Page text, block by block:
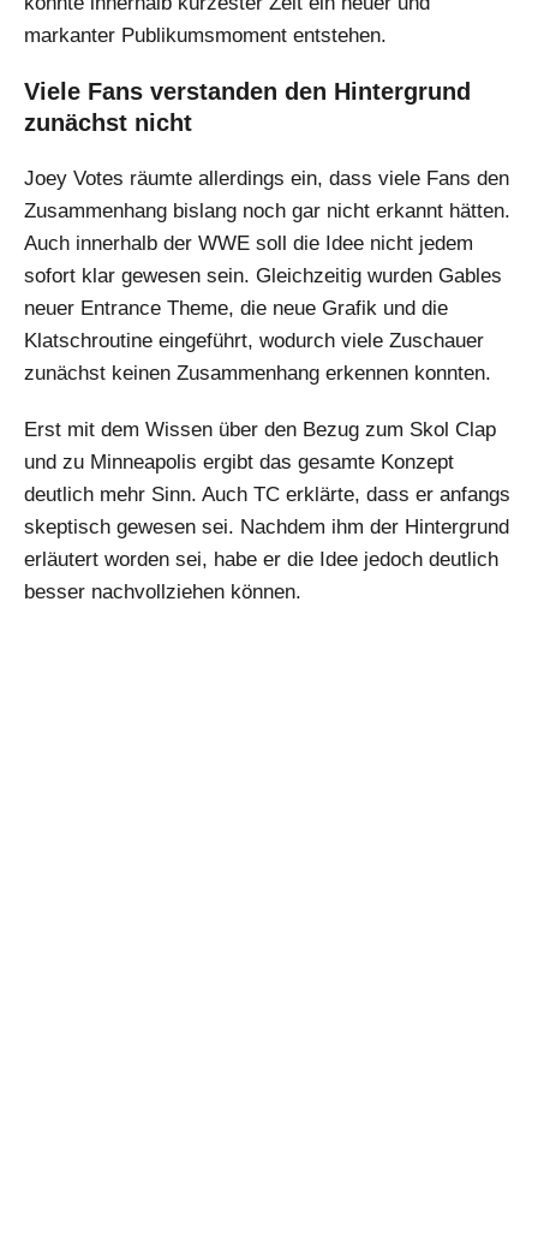
markanter Publikumsmoment entstehen.
Viele Fans verstanden den Hintergrund
zunächst nicht
Joey Votes räumte allerdings ein, dass viele Fans den
Zusammenhang bislang noch gar nicht erkannt hätten.
Auch innerhalb der WWE soll die Idee nicht jedem
sofort klar gewesen sein. Gleichzeitig wurden Gables
neuer Entrance Theme, die neue Grafik und die
Klatschroutine eingeführt, wodurch viele Zuschauer
zunächst keinen Zusammenhang erkennen konnten.
Erst mit dem Wissen über den Bezug zum Skol Clap
und zu Minneapolis ergibt das gesamte Konzept
deutlich mehr Sinn. Auch TC erklärte, dass er anfangs
skeptisch gewesen sei. Nachdem ihm der Hintergrund
erläutert worden sei, habe er die Idee jedoch deutlich
besser nachvollziehen können.